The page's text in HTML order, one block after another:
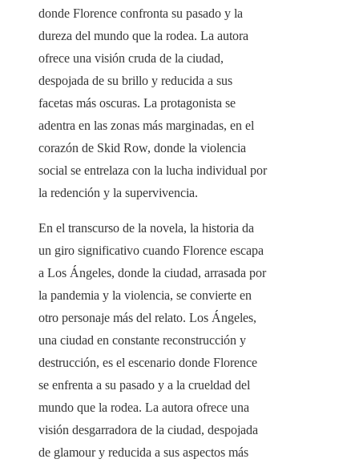
donde Florence confronta su pasado y la
dureza del mundo que la rodea. La autora
ofrece una visión cruda de la ciudad,
despojada de su brillo y reducida a sus
facetas más oscuras. La protagonista se
adentra en las zonas más marginadas, en el
corazón de Skid Row, donde la violencia
social se entrelaza con la lucha individual por
la redención y la supervivencia.
En el transcurso de la novela, la historia da
un giro significativo cuando Florence escapa
a Los Ángeles, donde la ciudad, arrasada por
la pandemia y la violencia, se convierte en
otro personaje más del relato. Los Ángeles,
una ciudad en constante reconstrucción y
destrucción, es el escenario donde Florence
se enfrenta a su pasado y a la crueldad del
mundo que la rodea. La autora ofrece una
visión desgarradora de la ciudad, despojada
de glamour y reducida a sus aspectos más